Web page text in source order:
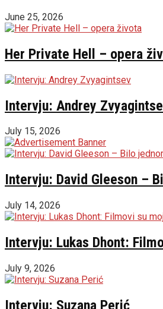
June 25, 2026
Her Private Hell – opera
Intervju: Andrey
July 15, 2026
Intervju: David Gleeson –
July 14, 2026
Intervju: Lukas Dhont:
July 9, 2026
Intervju: Suzana Perić